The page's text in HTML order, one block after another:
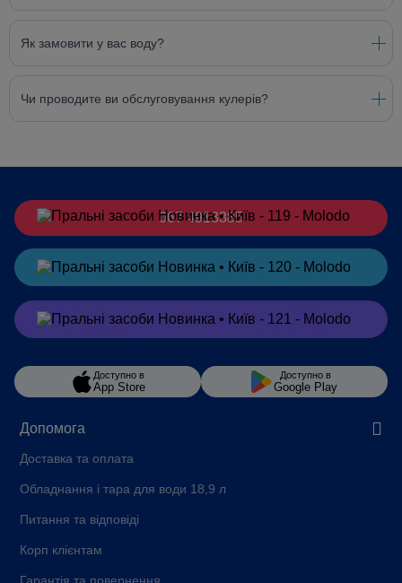
Як замовити у вас воду?
Чи проводите ви обслуговування кулерів?
Допомога
Доставка та оплата
Обладнання і тара для води 18,9 л
Питання та відповіді
Корп клієнтам
067 4913385
Замовитив Telegram
Замовитив Viber
Доступно в
App Store
Доступно в
Google Play